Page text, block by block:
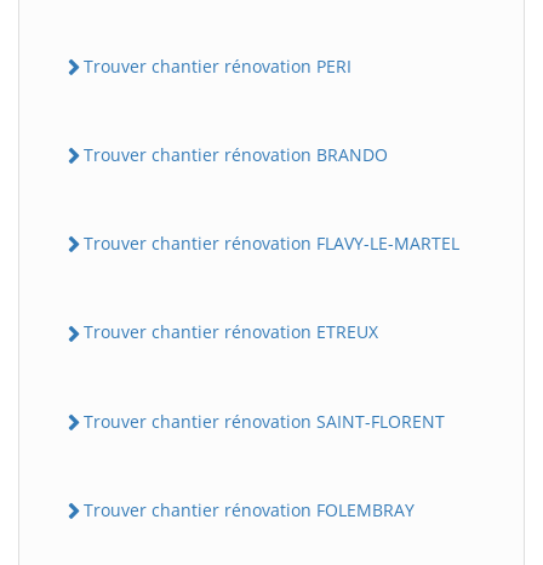
Trouver chantier rénovation PERI
Trouver chantier rénovation BRANDO
Trouver chantier rénovation FLAVY-LE-MARTEL
Trouver chantier rénovation ETREUX
Trouver chantier rénovation SAINT-FLORENT
Trouver chantier rénovation FOLEMBRAY